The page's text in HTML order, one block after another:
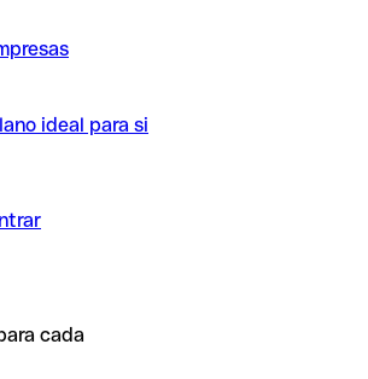
ideal para si
cada